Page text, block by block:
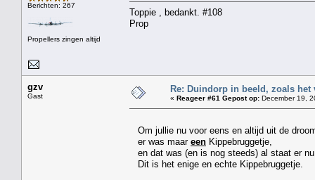
Berichten: 267
Propellers zingen altijd
Toppie , bedankt. #108
Prop
gzv
Gast
Re: Duindorp in beeld, zoals het
« Reageer #61 Gepost op: December 19,
Om jullie nu voor eens en altijd uit de
er was maar een Kippebruggetje,
en dat was (en is nog steeds) al staat er
Dit is het enige en echte Kippebruggetje.